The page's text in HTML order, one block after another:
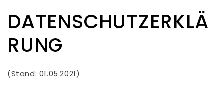
DATENSCHUTZERKLÄ
RUNG
(Stand: 01.05.2021)